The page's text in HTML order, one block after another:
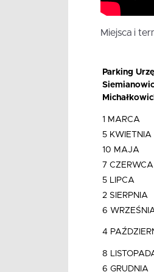
Miejsca i
Parking
1 MARCA
5 KWIETNIA
10 MAJA
7 CZERWCA
5 LIPCA
2 SIERPNIA
6
4
8
6 GRUDNIA